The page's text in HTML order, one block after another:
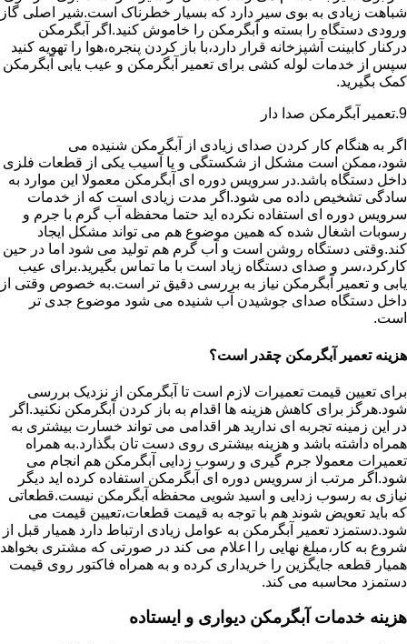
شباهت زیادی به بوی سیر دارد که بسیار خطرناک است.شیر اصلی گاز
ورودی دستگاه را بسته و آبگرمکن را خاموش کنید.اگر آبگرمکن
درکنار کابینت آشپزخانه قرار دارد،با باز کردن پنجره،هوا را تهویه کنید
سپس از خدمات لوله کشی برای تعمیر آبگرمکن و عیب یابی آبگرمکن
کمک بگیرید.
9.تعمیر آبگرمکن صدا دار
اگر به هنگام کار کردن صدای زیادی از آبگرمکن شنیده می
شود،ممکن است مشکل از شکستگی و یا آسیب یکی از قطعات فلزی
داخل دستگاه باشد.در سرویس دوره ای آبگرمکن معمولا این موارد به
سادگی تشخیص داده می شود.اگر مدت زیادی است که از خدمات
سرویس دوره ای استفاده نکرده اید حتما محفظه آب گرم با جرم و
رسوبات اشغال شده که همین موضوع هم می تواند مشکل ایجاد
کند.وقتی دستگاه روشن است و آب گرم هم تولید می شود اما در حین
کارکرد،سر و صدای دستگاه زیاد است با ما تماس بگیرید.برای عیب
یابی و تعمیر آبگرمکن نیاز به بررسی دقیق تر است.به خصوص وقتی از
داخل دستگاه صدای جوشیدن آب شنیده می شود موضوع جدی تر
است.
هزینه تعمیر آبگرمکن چقدر است؟
برای تعیین قیمت تعمیرات لازم است تا آبگرمکن از نزدیک بررسی
شود.هرگز برای کاهش هزینه ها اقدام به باز کردن آبگرمکن نکنید.اگر
در این زمینه تجربه ای ندارید هر اقدامی می تواند خسارت بیشتری به
همراه داشته باشد و هزینه بیشتری روی دست تان بگذارد.به همراه
تعمیرات معمولا جرم گیری و رسوب زدایی آبگرمکن هم انجام می
شود.اگر مرتب از سرویس دوره ای آبگرمکن استفاده کرده اید دیگر
نیازی به رسوب زدایی و اسید شویی محفظه آبگرمکن نیست.قطعاتی
که باید تعویض شوند هم با توجه به قیمت قطعات،تعیین قیمت می
شود.دستمزد تعمیر آبگرمکن به عوامل زیادی ارتباط دارد همیار قبل از
شروع به کار،مبلغ نهایی را اعلام می کند در صورتی که مشتری بخواهد
همیار قطعه جایگزین را خریداری کرده و به همراه فاکتور روی قیمت
دستمزد محاسبه می کند.
هزینه خدمات آبگرمکن دیواری و ایستاده